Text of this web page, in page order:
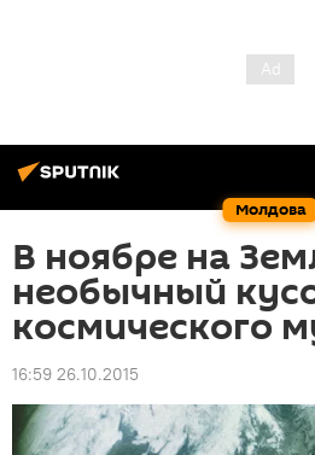
Молдова
В ноябре на
необычный
космического
16:59 26.10.2015